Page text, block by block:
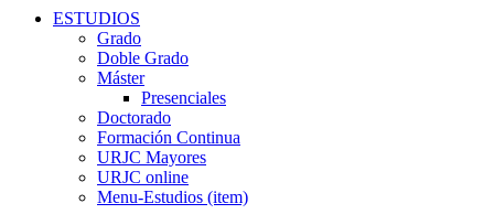
ESTUDIOS
Grado
Doble Grado
Máster
Presenciales
Doctorado
Formación Continua
URJC Mayores
URJC online
Menu-Estudios (item)